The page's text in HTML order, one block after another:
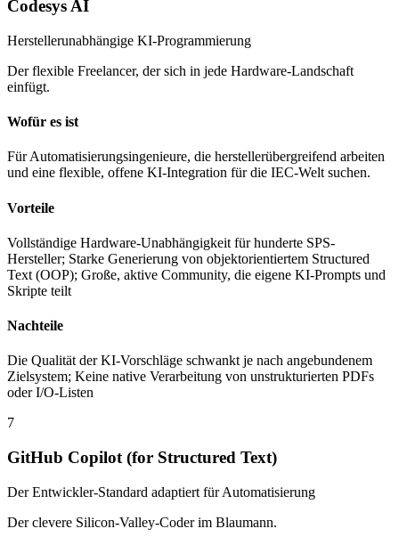
Codesys AI
Herstellerunabhängige KI-Programmierung
Der flexible Freelancer, der sich in jede Hardware-Landschaft
einfügt.
Wofür es ist
Für Automatisierungsingenieure, die herstellerübergreifend arbeiten
und eine flexible, offene KI-Integration für die IEC-Welt suchen.
Vorteile
Vollständige Hardware-Unabhängigkeit für hunderte SPS-
Hersteller; Starke Generierung von objektorientiertem Structured
Text (OOP); Große, aktive Community, die eigene KI-Prompts und
Skripte teilt
Nachteile
Die Qualität der KI-Vorschläge schwankt je nach angebundenem
Zielsystem; Keine native Verarbeitung von unstrukturierten PDFs
oder I/O-Listen
7
GitHub Copilot (for Structured Text)
Der Entwickler-Standard adaptiert für Automatisierung
Der clevere Silicon-Valley-Coder im Blaumann.